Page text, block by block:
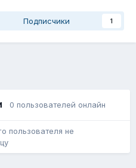
Подписчики 1
0 пользователей онлайн
пользователя не